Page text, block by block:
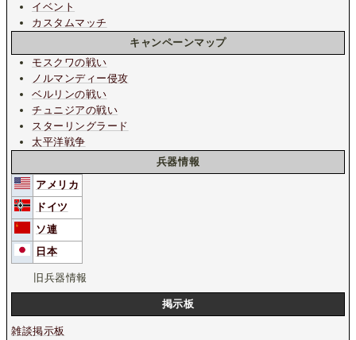
イベント
カスタムマッチ
キャンペーンマップ
モスクワの戦い
ノルマンディー侵攻
ベルリンの戦い
チュニジアの戦い
スターリングラード
太平洋戦争
兵器情報
アメリカ
ドイツ
ソ連
日本
旧兵器情報
掲示板
雑談掲示板